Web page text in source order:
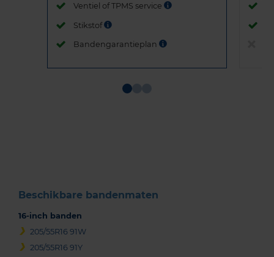
Ventiel of TPMS service
Stikstof
Bandengarantieplan
Beschikbare bandenmaten
16-inch banden
205/55R16 91W
205/55R16 91Y